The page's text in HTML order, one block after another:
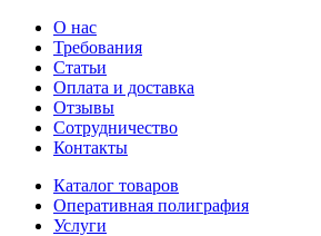
О нас
Требования
Статьи
Оплата и доставка
Отзывы
Сотрудничество
Контакты
Каталог товаров
Оперативная полиграфия
Услуги